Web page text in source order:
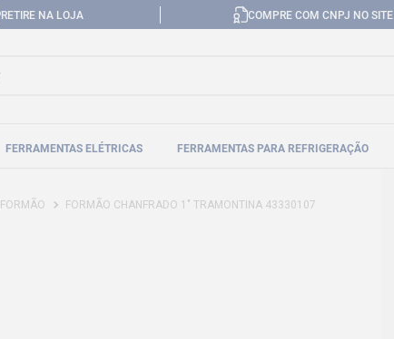
RETIRE NA LOJA COMPRE COM CNPJ NO SITE
FERRAMENTAS ELÉTRICAS FERRAMENTAS PARA REFRIGERAÇÃO
FORMÃO FORMÃO CHANFRADO 1" TRAMONTINA 43330107